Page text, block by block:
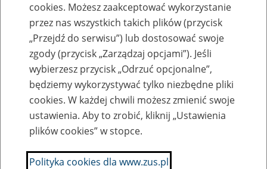
Baza zlikwidowanych lub
przekształconych zakładów pracy
Nazwa zakładu pracy:
SZUKAJ
cookies. Możesz zaakceptować wykorzystanie
przez nas wszystkich takich plików (przycisk
„Przejdź do serwisu”) lub dostosować swoje
zgody (przycisk „Zarządzaj opcjami”). Jeśli
wybierzesz przycisk „Odrzuć opcjonalne”,
będziemy wykorzystywać tylko niezbędne pliki
cookies. W każdej chwili możesz zmienić swoje
ustawienia. Aby to zrobić, kliknij „Ustawienia
plików cookies” w stopce.
Polityka cookies dla www.zus.pl